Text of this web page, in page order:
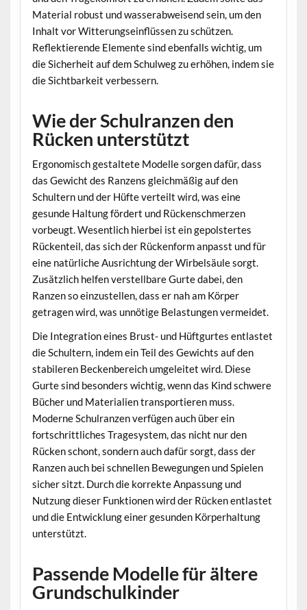
Material robust und wasserabweisend sein, um den
Inhalt vor Witterungseinflüssen zu schützen.
Reflektierende Elemente sind ebenfalls wichtig, um
die Sicherheit auf dem Schulweg zu erhöhen, indem sie
die Sichtbarkeit verbessern.
Wie der Schulranzen den
Rücken unterstützt
Ergonomisch gestaltete Modelle sorgen dafür, dass
das Gewicht des Ranzens gleichmäßig auf den
Schultern und der Hüfte verteilt wird, was eine
gesunde Haltung fördert und Rückenschmerzen
vorbeugt. Wesentlich hierbei ist ein gepolstertes
Rückenteil, das sich der Rückenform anpasst und für
eine natürliche Ausrichtung der Wirbelsäule sorgt.
Zusätzlich helfen verstellbare Gurte dabei, den
Ranzen so einzustellen, dass er nah am Körper
getragen wird, was unnötige Belastungen vermeidet.
Die Integration eines Brust- und Hüftgurtes entlastet
die Schultern, indem ein Teil des Gewichts auf den
stabileren Beckenbereich umgeleitet wird. Diese
Gurte sind besonders wichtig, wenn das Kind schwere
Bücher und Materialien transportieren muss.
Moderne Schulranzen verfügen auch über ein
fortschrittliches Tragesystem, das nicht nur den
Rücken schont, sondern auch dafür sorgt, dass der
Ranzen auch bei schnellen Bewegungen und Spielen
sicher sitzt. Durch die korrekte Anpassung und
Nutzung dieser Funktionen wird der Rücken entlastet
und die Entwicklung einer gesunden Körperhaltung
unterstützt.
Passende Modelle für ältere
Grundschulkinder